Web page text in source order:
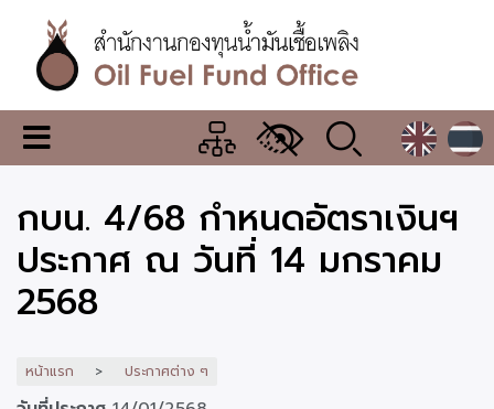
เนื้อหา
หลักสำนักงาน
กองทุน
น้ำมัน
เชื้อ
เพลิง
เมนู
เปลี่ยน
แสดง
ผล
กบน. 4/68 กำหนดอัตราเงินฯ
ประกาศ ณ วันที่ 14 มกราคม
2568
หน้าแรก ประกาศต่าง ๆ